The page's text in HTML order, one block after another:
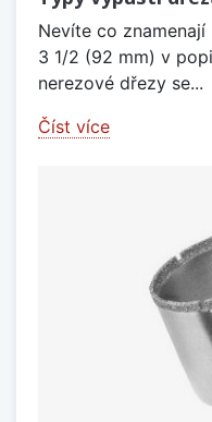
Nevíte co
3 1/2 (92 mm) v
nerezové dřezy se...
Číst více